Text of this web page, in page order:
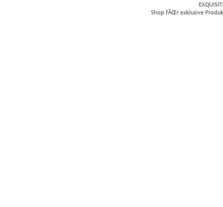
Shop fÃŒr exklusive